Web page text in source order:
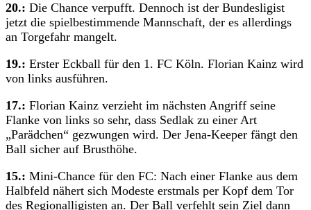
20.: Die Chance verpufft. Dennoch ist der Bundesligist
jetzt die spielbestimmende Mannschaft, der es allerdings
an Torgefahr mangelt.
19.: Erster Eckball für den 1. FC Köln. Florian Kainz wird
von links ausführen.
17.: Florian Kainz verzieht im nächsten Angriff seine
Flanke von links so sehr, dass Sedlak zu einer Art
„Parädchen“ gezwungen wird. Der Jena-Keeper fängt den
Ball sicher auf Brusthöhe.
15.: Mini-Chance für den FC: Nach einer Flanke aus dem
Halbfeld nähert sich Modeste erstmals per Kopf dem Tor
des Regionalligisten an. Der Ball verfehlt sein Ziel dann